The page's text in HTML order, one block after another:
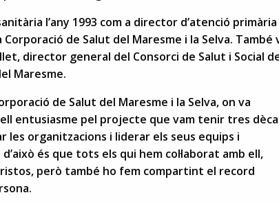
l’any 1993 com a director d’atenció primària
de Salut del Maresme i la Selva. També
director general del Consorci de Salut i Social
Maresme.
de Salut del Maresme i la Selva, on va
entusiasme pel projecte que vam tenir tres
les organitzacions i liderar els seus equips i
és que tots els qui hem col·laborat amb ell,
però també ho fem compartint el record